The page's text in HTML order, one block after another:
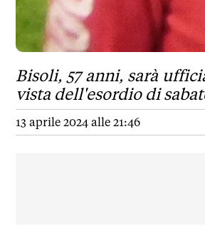
Bisoli, 57 anni, sarà
vista dell'esordio di
13 aprile 2024 alle 21:46